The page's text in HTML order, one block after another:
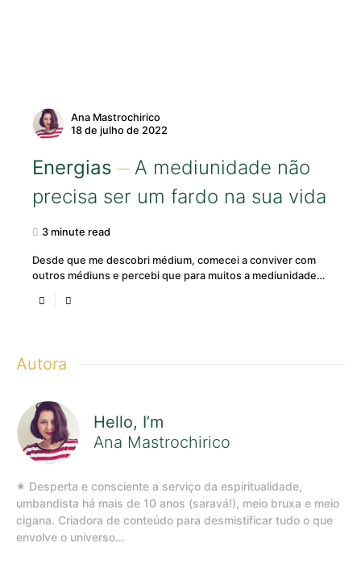
Ana Mastrochirico
18 de julho de 2022
Energias
A mediunidade não
precisa ser um fardo na sua vida
3 minute read
Desde que me descobri médium, comecei a conviver com
outros médiuns e percebi que para muitos a mediunidade…
Autora
Hello, I’m
Ana Mastrochirico
✷ Desperta e consciente a serviço da espiritualidade,
umbandista há mais de 10 anos (saravá!), meio bruxa e meio
cigana. Criadora de conteúdo para desmistificar tudo o que
envolve o universo…